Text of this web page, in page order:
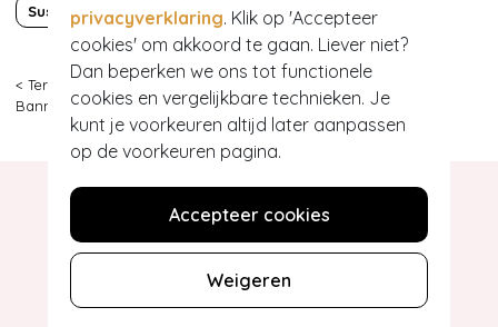
privacyverklaring. Klik op 'Accepteer
cookies' om akkoord te gaan. Liever niet?
Dan beperken we ons tot functionele
cookies en vergelijkbare technieken. Je
kunt je voorkeuren altijd later aanpassen
op de voorkeuren pagina.
Accepteer cookies
Weigeren
Sustainable Fashion
< Terug Topvintage
Banned Retro >50s Leila Messenger Bag in Red
Hey gorgeous